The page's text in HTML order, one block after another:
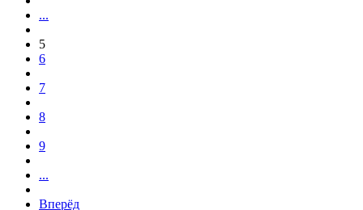
...
5
6
7
8
9
...
Вперёд